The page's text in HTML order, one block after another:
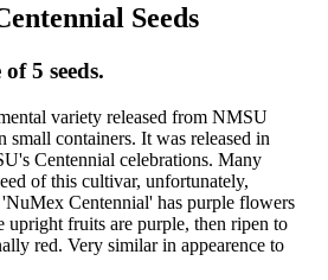
Seeds
5 seeds.
variety released from NMSU
containers. It was released in
Centennial celebrations. Many
of this cultivar, unfortunately,
Centennial' has purple flowers
upright fruits are purple, then ripen to
red. Very similar in appearence to